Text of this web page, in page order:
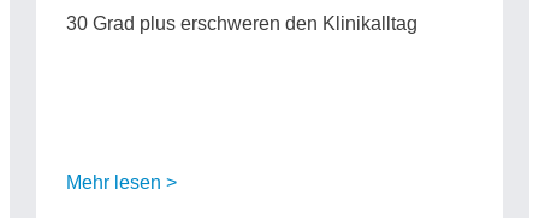
30 Grad plus erschweren den Klinikalltag
Mehr lesen >